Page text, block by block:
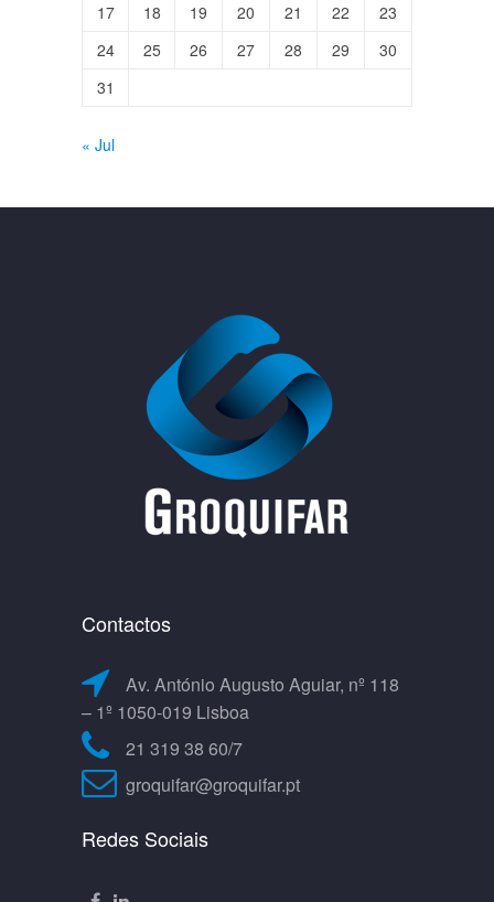
17
18 19 20 21 22
23
24
25 26 27 28 29
30
31
« Jul
Contactos
Av. António Augusto Aguiar, nº 118
– 1º 1050-019 Lisboa
21 319 38 60/7
groquifar@groquifar.pt
Redes Sociais